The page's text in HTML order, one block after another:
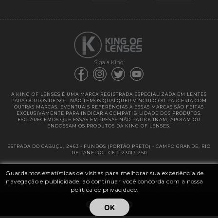
Guardamos estatísticas de visitas para melhorar sua experiência de
navegação e publicidade, ao continuar você concorda com a nossa
política de privacidade.
OK
Siga a King:
A KING OF LENSES É UMA MARCA REGISTRADA ESPECIALIZADA EM LENTES
PARA ÓCULOS DE SOL. NÃO TEMOS QUALQUER VÍNCULO OU PARCERIA COM
OUTRAS MARCAS. EVENTUAIS REFERÊNCIAS A ESSAS MARCAS SÃO FEITAS
EXCLUSIVAMENTE PARA INDICAR A COMPATIBILIDADE DOS PRODUTOS.
ESCLARECEMOS QUE ESSAS EMPRESAS NÃO PATROCINAM, APOIAM OU
ENDOSSAM OS PRODUTOS DA KING OF LENSES.
ESTRADA DO CABUÇU, 2463 - FUNDOS (PORTÃO PRETO) - CAMPO GRANDE, RIO
DE JANEIRO - CEP: 23017-250
@ 2025 | KING OF LENSES - KING OF IMPORTAÇÃO E DISTRIBUIÇÃO DE
LENTES LTDA ME | CNPJ: 13.682.533 / 0001-42